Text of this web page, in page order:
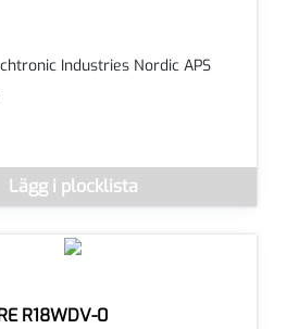
Industries Nordic APS
inte att beställa via webben just nu,
Lägg i plocklista
R18WDV-0